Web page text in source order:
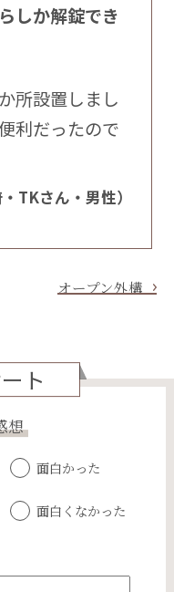
しか解錠でき
所設置しまし
利だったので
TKさん・男性）
オープン外構
ト
想
面白かった
面白くなかった